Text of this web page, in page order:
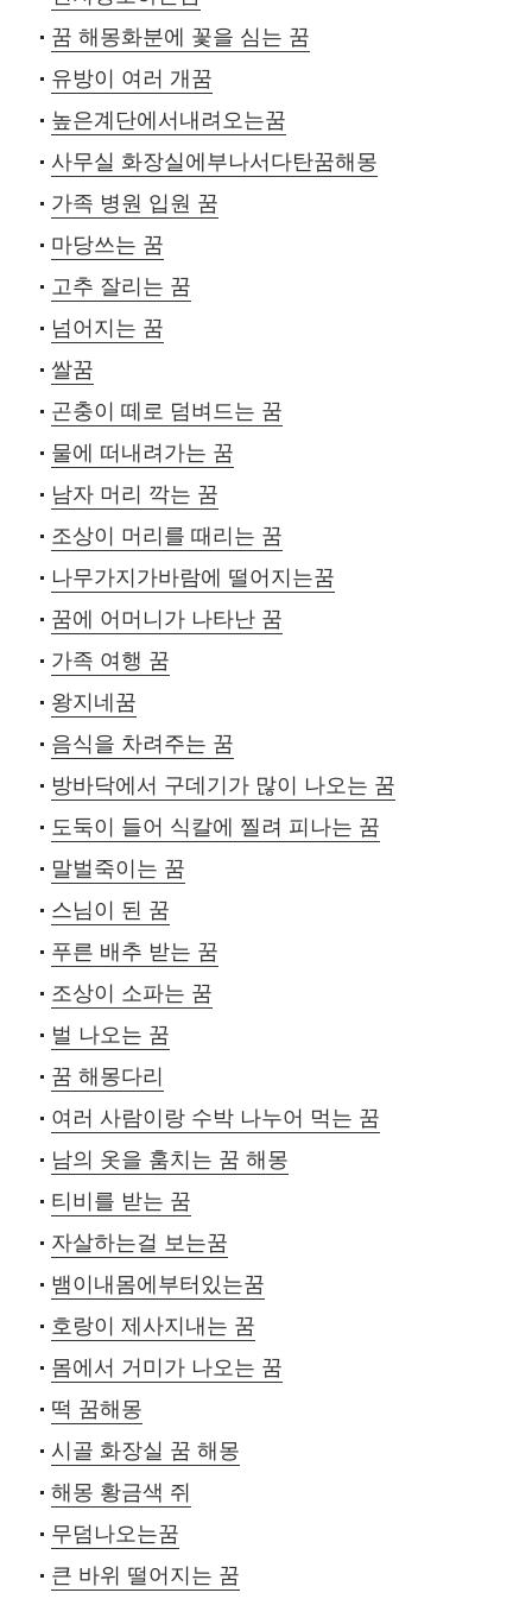
꿈 해몽화분에 꽃을 심는 꿈
유방이 여러 개꿈
높은계단에서내려오는꿈
사무실 화장실에부나서다탄꿈해몽
가족 병원 입원 꿈
마당쓰는 꿈
고추 잘리는 꿈
넘어지는 꿈
쌀꿈
곤충이 떼로 덤벼드는 꿈
물에 떠내려가는 꿈
남자 머리 깍는 꿈
조상이 머리를 때리는 꿈
나무가지가바람에 떨어지는꿈
꿈에 어머니가 나타난 꿈
가족 여행 꿈
왕지네꿈
음식을 차려주는 꿈
방바닥에서 구데기가 많이 나오는 꿈
도둑이 들어 식칼에 찔려 피나는 꿈
말벌죽이는 꿈
스님이 된 꿈
푸른 배추 받는 꿈
조상이 소파는 꿈
벌 나오는 꿈
꿈 해몽다리
여러 사람이랑 수박 나누어 먹는 꿈
남의 옷을 훔치는 꿈 해몽
티비를 받는 꿈
자살하는걸 보는꿈
뱀이내몸에부터있는꿈
호랑이 제사지내는 꿈
몸에서 거미가 나오는 꿈
떡 꿈해몽
시골 화장실 꿈 해몽
해몽 황금색 쥐
무덤나오는꿈
큰 바위 떨어지는 꿈